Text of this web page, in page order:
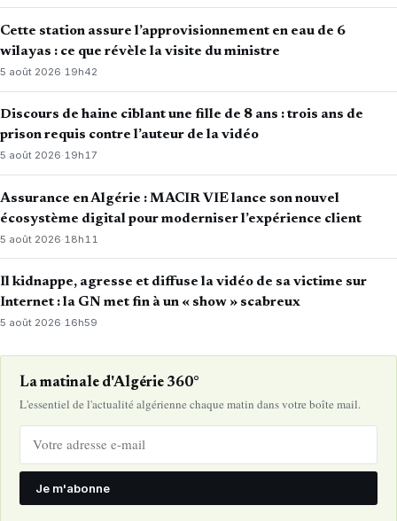
Cette station assure l’approvisionnement en eau de 6
wilayas : ce que révèle la visite du ministre
5 août 2026·19h42
Discours de haine ciblant une fille de 8 ans : trois ans de
prison requis contre l’auteur de la vidéo
5 août 2026·19h17
Assurance en Algérie : MACIR VIE lance son nouvel
écosystème digital pour moderniser l’expérience client
5 août 2026· 18h11
Il kidnappe, agresse et diffuse la vidéo de sa victime sur
Internet : la GN met fin à un « show » scabreux
5 août 2026·16h59
La matinale d'Algérie 360°
L'essentiel de l'actualité algérienne chaque matin dans votre boîte mail.
Je m'abonne